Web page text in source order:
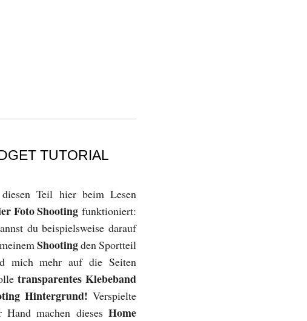
TUTORIAL
Teil hier beim Lesen
Foto Shooting funktioniert:
du beispielsweise darauf
Shootingden Sportteil
mich mehr auf die Seiten
transparentes Klebeband
Hintergrund! Verspielte
Hand machen diesesHome